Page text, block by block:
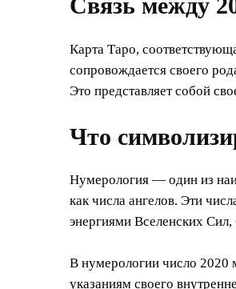
Связь между
Карта Таро,
сопровождается своего
Это представляет собой
Что
Нумерология — один из
как числа ангелов. Эти
энергиями Вселенских Сил,
В нумерологии число 2020
указаниям своего